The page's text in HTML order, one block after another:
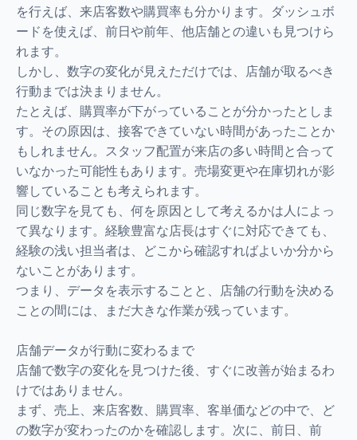
を行えば、来店客数や購買率も分かります。ダッシュボ
ードを使えば、前日や前年、他店舗との違いも見つけら
れます。
しかし、数字の変化が見えただけでは、店舗が取るべき
行動までは決まりません。
たとえば、購買率が下がっていることが分かったとしま
す。その原因は、接客できていない時間があったことか
もしれません。スタッフ配置が来店の多い時間と合って
いなかった可能性もあります。売場変更や在庫切れが影
響していることも考えられます。
同じ数字を見ても、何を原因として考えるかは人によっ
て異なります。経験豊富な店長はすぐに対応できても、
経験の浅い担当者は、どこから確認すればよいか分から
ないことがあります。
つまり、データを表示することと、店舗の行動を決める
ことの間には、まだ大きな作業が残っています。
店舗データが行動に変わるまで
店舗で数字の変化を見つけた後、すぐに改善が始まるわ
けではありません。
まず、売上、来店客数、購買率、客単価などの中で、ど
の数字が変わったのかを確認します。次に、前日、前